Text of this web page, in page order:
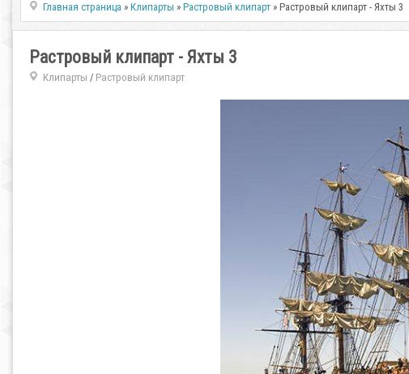
Главная страница »Клипарты »Растровый клипарт » Растровый клипарт - Яхты 3
Растровый клипарт - Яхты 3
Клипарты / Растровый клипарт